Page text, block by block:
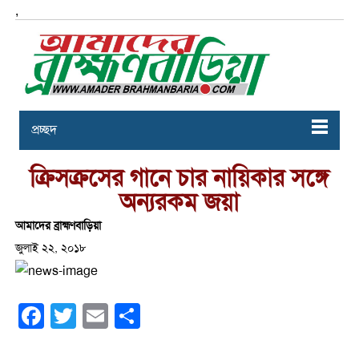
,
প্রচ্ছদ
ক্রিসক্রসের গানে চার নায়িকার সঙ্গে
অন্যরকম জয়া
আমাদের ব্রাহ্মণবাড়িয়া
জুলাই ২২, ২০১৮
Facebook
Twitter Email